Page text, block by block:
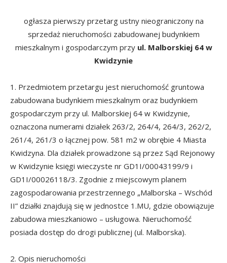
ogłasza pierwszy przetarg ustny nieograniczony na
sprzedaż nieruchomości zabudowanej budynkiem
mieszkalnym i gospodarczym przy ul. Malborskiej 64 w
Kwidzynie
1. Przedmiotem przetargu jest nieruchomość gruntowa
zabudowana budynkiem mieszkalnym oraz budynkiem
gospodarczym przy ul. Malborskiej 64 w Kwidzynie,
oznaczona numerami działek 263/2, 264/4, 264/3, 262/2,
261/4, 261/3 o łącznej pow. 581 m2 w obrębie 4 Miasta
Kwidzyna. Dla działek prowadzone są przez Sąd Rejonowy
w Kwidzynie księgi wieczyste nr GD1I/00043199/9 i
GD1I/00026118/3. Zgodnie z miejscowym planem
zagospodarowania przestrzennego „Malborska – Wschód
II” działki znajdują się w jednostce 1.MU, gdzie obowiązuje
zabudowa mieszkaniowo – usługowa. Nieruchomość
posiada dostęp do drogi publicznej (ul. Malborska).
2. Opis nieruchomości